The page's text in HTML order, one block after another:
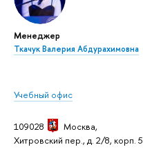
Менеджер
Ткачук Валерия Абдурахимовна
Учебный офис
109028
Москва,
Хитровский пер., д. 2/8, корп. 5